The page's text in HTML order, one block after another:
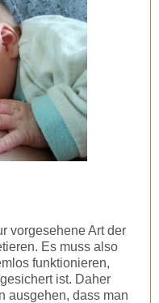
vorgesehene Art der
Es muss also
funktionieren,
ist. Daher
ausgehen, dass man